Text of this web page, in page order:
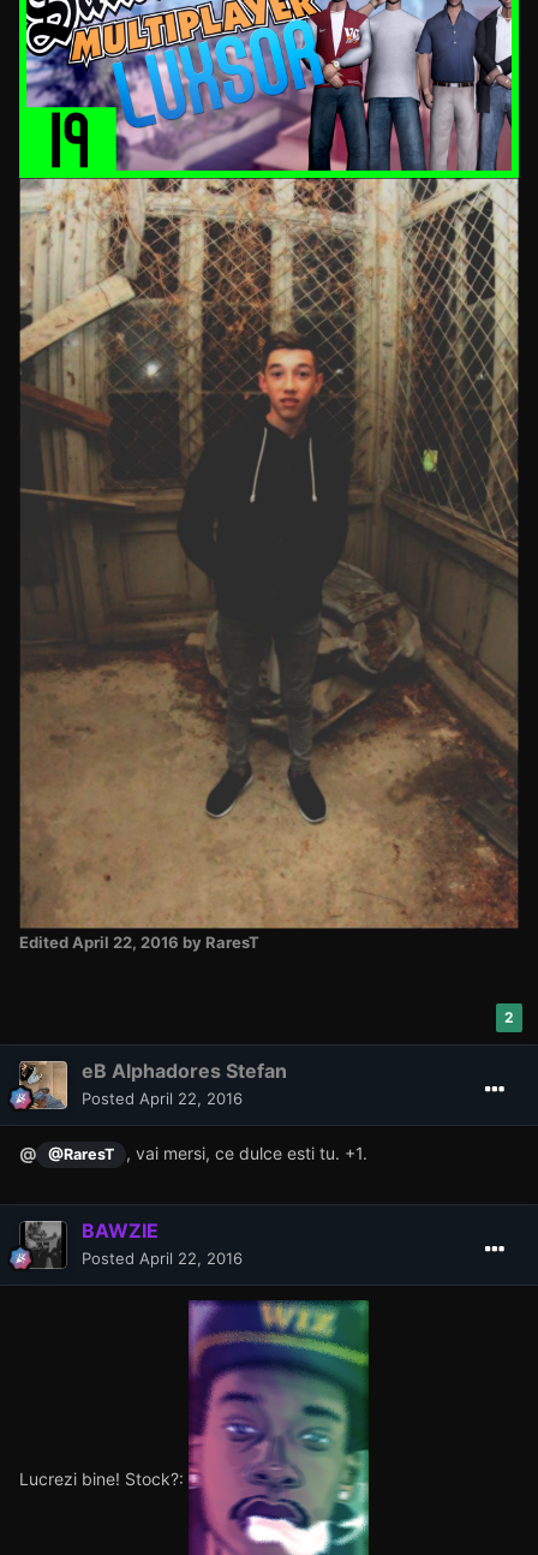
Edited April 22, 2016 by RaresT
2
eB Alphadores Stefan
Posted April 22, 2016
@ @RaresT , vai mersi, ce dulce esti tu. +1.
BAWZIE
Posted April 22, 2016
Lucrezi bine! Stock?: